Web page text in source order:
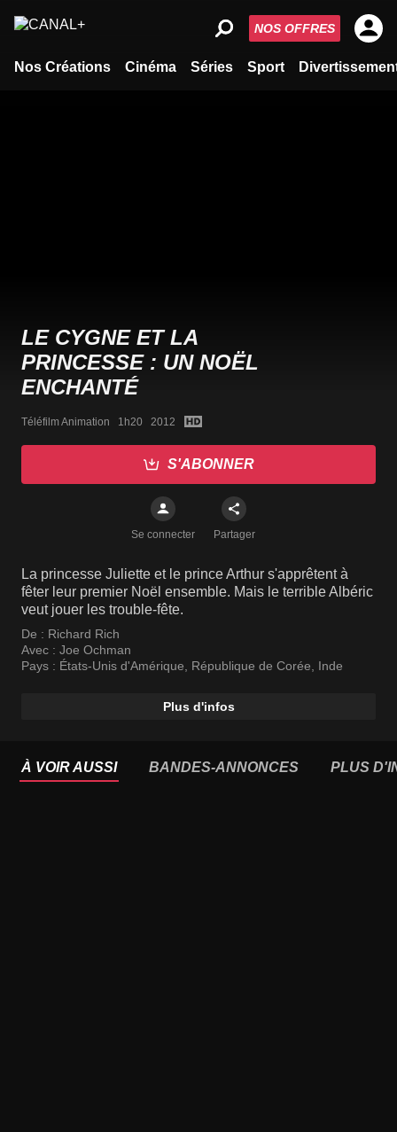
Nos Créations Cinéma Séries Sport
NOS OFFRES
LE CYGNE ET LA
PRINCESSE : UN NOËL
ENCHANTÉ
Téléfilm Animation   1h20   2012
S'ABONNER
Se connecter Partager
La princesse Juliette et le prince Arthur s'apprêtent à
fêter leur premier Noël ensemble. Mais le terrible Albéric
veut jouer les trouble-fête.
De : Richard Rich
Avec : Joe Ochman
Pays : États-Unis d'Amérique République de Corée Inde
Plus d'infos
À VOIR AUSSI BANDES-ANNONCES PLUS